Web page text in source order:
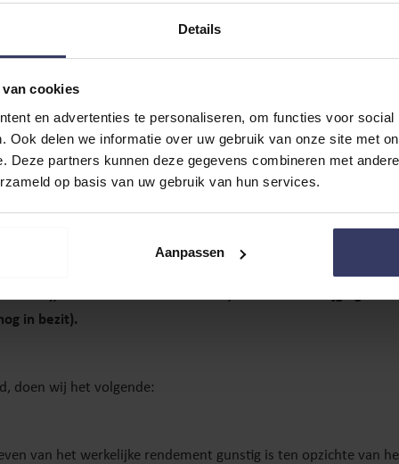
Details
cookies
en advertenties te personaliseren, om functies voor
Ook delen we informatie over uw gebruik van onze site met
Deze partners kunnen deze gegevens combineren met
op basis van uw gebruik van hun services.
Aanpassen
beschouwing wilt laten)
transacties
opbrengst
huur), als om indirect rendement, zoals waardestijgingen
in bezit).
doen wij het volgende:
van het werkelijke rendement gunstig is ten opzichte van